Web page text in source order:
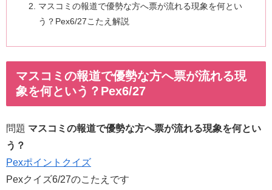
マスコミの報道で優勢な方へ票が流れる現象を何とい
う？Pex6/27こたえ解説
マスコミの報道で優勢な方へ票が流れる現
象を何という？Pex6/27
問題 マスコミの報道で優勢な方へ票が流れる現象を何とい
う？
Pexポイントクイズ
Pexクイズ6/27のこたえです